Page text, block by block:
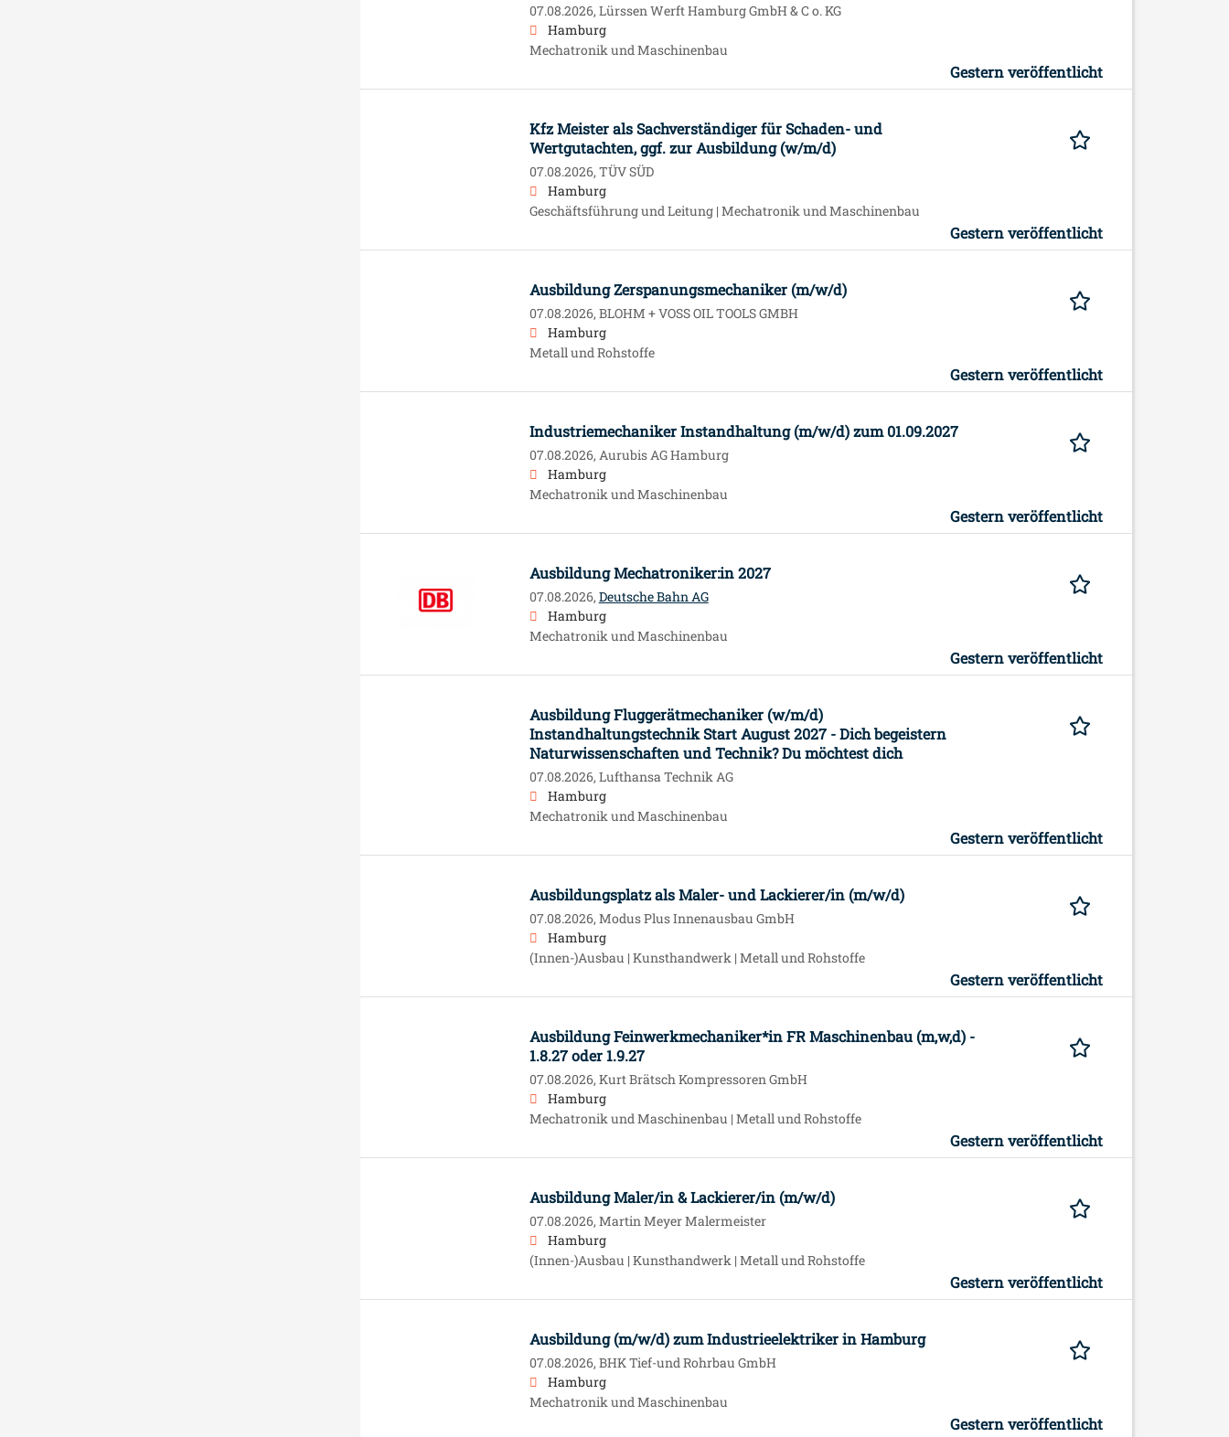
07.08.2026, Lürssen Werft Hamburg GmbH & C o. KG
Hamburg
Mechatronik und Maschinenbau
Gestern veröffentlicht
Kfz Meister als Sachverständiger für Schaden- und
Wertgutachten, ggf. zur Ausbildung (w/m/d)
07.08.2026, TÜV SÜD
Hamburg
Geschäftsführung und Leitung | Mechatronik und Maschinenbau
Gestern veröffentlicht
Ausbildung Zerspanungsmechaniker (m/w/d)
07.08.2026, BLOHM + VOSS OIL TOOLS GMBH
Hamburg
Metall und Rohstoffe
Gestern veröffentlicht
Industriemechaniker Instandhaltung (m/w/d) zum 01.09.2027
07.08.2026, Aurubis AG Hamburg
Hamburg
Mechatronik und Maschinenbau
Gestern veröffentlicht
Ausbildung Mechatroniker:in 2027
07.08.2026, Deutsche Bahn AG
Hamburg
Mechatronik und Maschinenbau
Gestern veröffentlicht
Ausbildung Fluggerätmechaniker (w/m/d)
Instandhaltungstechnik Start August 2027 - Dich begeistern
Naturwissenschaften und Technik? Du möchtest dich
07.08.2026, Lufthansa Technik AG
Hamburg
Mechatronik und Maschinenbau
Gestern veröffentlicht
Ausbildungsplatz als Maler- und Lackierer/in (m/w/d)
07.08.2026, Modus Plus Innenausbau GmbH
Hamburg
(Innen-)Ausbau | Kunsthandwerk | Metall und Rohstoffe
Gestern veröffentlicht
Ausbildung Feinwerkmechaniker*in FR Maschinenbau (m,w,d) -
1.8.27 oder 1.9.27
07.08.2026, Kurt Brätsch Kompressoren GmbH
Hamburg
Mechatronik und Maschinenbau | Metall und Rohstoffe
Gestern veröffentlicht
Ausbildung Maler/in & Lackierer/in (m/w/d)
07.08.2026, Martin Meyer Malermeister
Hamburg
(Innen-)Ausbau | Kunsthandwerk | Metall und Rohstoffe
Gestern veröffentlicht
Ausbildung (m/w/d) zum Industrieelektriker in Hamburg
07.08.2026, BHK Tief-und Rohrbau GmbH
Hamburg
Mechatronik und Maschinenbau
Gestern veröffentlicht